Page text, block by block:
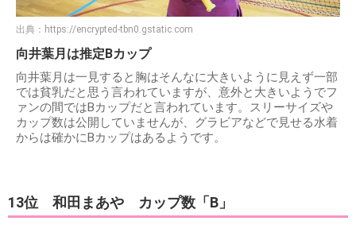
出典： https://encrypted-tbn0.gstatic.com
向井葉月は推定Bカップ
向井葉月は一見すると胸はそんなに大きいように見えず一部
では貧乳だと思う言われていますが、意外と大きいようでフ
ァンの間ではBカップだと言われています。スリーサイズや
カップ数は公開していませんが、グラビアなどで見せる水着
からは確かにBカップはあるようです。
13位 和田まあや カップ数「B」